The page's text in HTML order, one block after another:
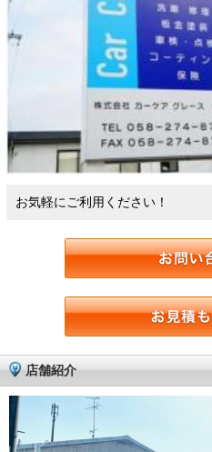
お気軽にご利用ください！
店舗紹介